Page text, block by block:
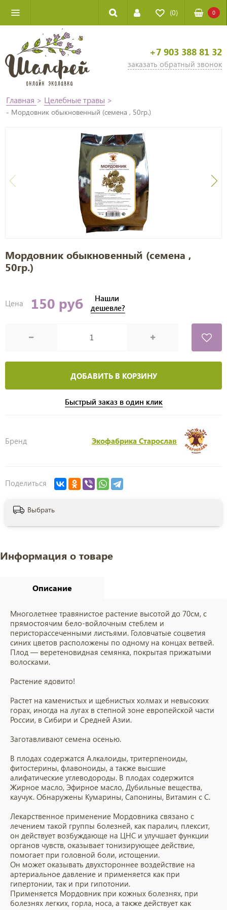
(0) 0
+7 903 388 81 32
заказать обратный звонок
Главная > Целебные травы >
- Мордовник обыкновенный (семена , 50гр.)
Мордовник обыкновенный (семена ,
50гр.)
Цена 150 руб
Нашли
дешевле?
ДОБАВИТЬ В КОРЗИНУ
Быстрый заказ в один клик
Бренд Экофабрика Старослав
Поделиться
Выбрать
Информация о товаре
Описание
Многолетнее травянистое растение высотой до 70см, с
прямостоячим бело-войлочным стеблем и
перисторассеченными листьями. Головчатые соцветия
синих цветов расположены по одному на концах ветвей.
Плод — веретеновидная семянка, покрытая прижатыми
волосками.
Растение ядовито!
Растет на каменистых и щебнистых холмах и невысоких
горах, иногда на лугах в степной зоне европейской части
России, в Сибири и Средней Азии.
Заготавливают семена осенью.
В плодах содержатся Алкалоиды, тритерпеноиды,
фитостерины, флавоноиды, а также высшие
алифатические углеводороды. В плодах содержится
Жирное масло, Эфирное масло, Дубильные вещества,
каучук. Обнаружены Кумарины, Сапонины, Витамин c С.
Лекарственное применение Мордовника связано с
лечением такой группы болезней, как паралич, плексит,
он действует возбуждающе на ЦНС и улучшает функции
органов чувств, оказывает тонизирующее действие,
помогает при головной боли, истощении.
Он может оказывать двухстороннее воздействие на
артериальное давление и применяется как при
гипертонии, так и при гипотонии.
Применяется Мордовник при кожных болезнях, при
болезнях легких, горла, носа, а также действует как